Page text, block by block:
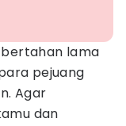
lama
pejuang
Agar
dan